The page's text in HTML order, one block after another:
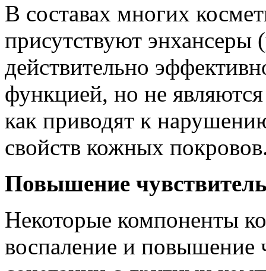
В составах многих
присутствуют энхансеры
действительно
функцией, но не
как приводят к
свойств кожных
Повышение
Некоторые компоненты
воспаление и повышение